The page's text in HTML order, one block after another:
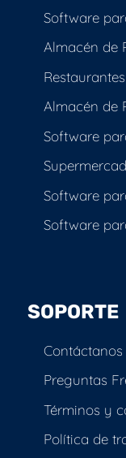
Software
Almacén de
Restaurantes
Almacén de
Software
Software
Software
SOPORTE
Contáctanos
Preguntas
Términos y
Política de